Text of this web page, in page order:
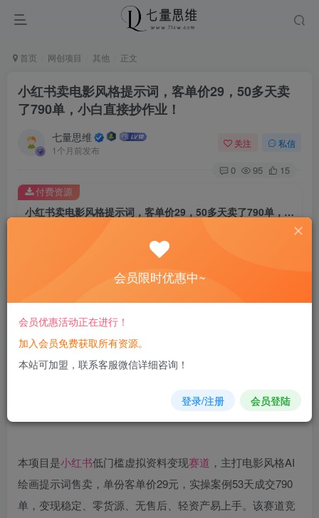
首页 网创项目 其他 正文
小红书卖电影风格提示词，客单价29，50多天卖
了790单，小白直接抄作业！
七量思维
1个月前发布
关注 私信
0 95 15
小红书卖电影风格提示词，客单价29，50多天卖了790单，小白直接抄作业！
8.8
免费
您当前未登录！建议登陆后购买，可保存购买订单
付费资源
本项目是小红书低门槛虚拟资料变现赛道 ，主打电影风格AI
绘画提示词售卖，单份客单价29元，实操案例53天成交790
单，变现稳定、零货源、无售后、轻资产易上手。该赛道竞
会员限时优惠中~
会员优惠活动正在进行！
加入会员免费获取所有资源。
本站可加盟，联系客服微信详细咨询！
登录/注册 会员登陆